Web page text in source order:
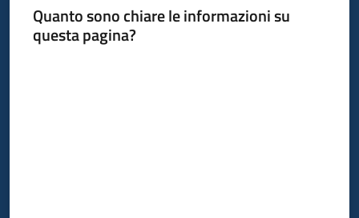
Quanto sono chiare le informazioni su
questa pagina?